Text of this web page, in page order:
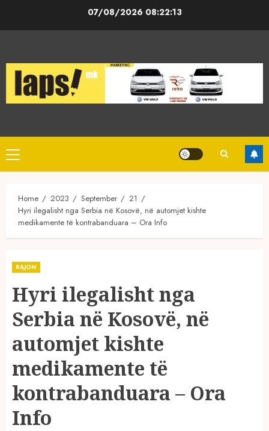
07/08/2026 08:22:13
Primary
Menu
Home 2023 September
21
Hyri ilegalisht nga Serbia në Kosovë, në automjet kishte
medikamente të kontrabanduara – Ora Info
RAJON
Hyri ilegalisht nga
Serbia në Kosovë, në
automjet kishte
medikamente të
kontrabanduara – Ora
Info